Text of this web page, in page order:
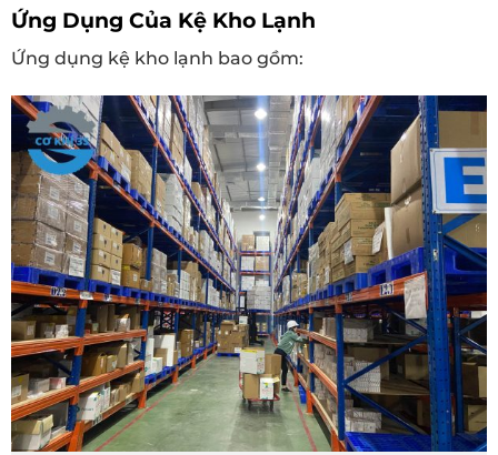
Ứng Dụng Của Kệ Kho Lạnh
Ứng dụng kệ kho lạnh bao gồm: